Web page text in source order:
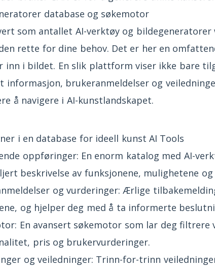
database og søkemotor
som antallet AI-verktøy og
rette for dine behov. Det er her en
inn i bildet. En slik plattform viser ikke bare
informasjon, brukeranmeldelser og
å navigere i AI-kunstlandskapet.
i en database for ideell kunst AI Tools
oppføringer: En enorm katalog med AI-
beskrivelse av funksjonene, mulighetene
og vurderinger: Ærlige
og hjelper deg med å ta informerte
En avansert søkemotor som lar deg
pris og brukervurderinger.
og veiledninger: Trinn-for-trinn